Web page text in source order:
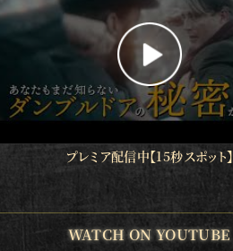
プレミア配信中【15秒スポット】
WATCH ON YOUTUBE